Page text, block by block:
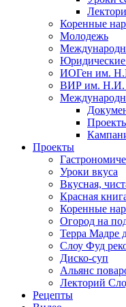
Коренные
Молодежь
Юридические
ИОГен им.
ВИР им. Н.И.
Проекты
Уроки вкуса
Вкусная,
Красная
Коренные
Огород на
Терра Мадре
Слоу Фуд
Диско-суп
Альянс
Лекторий
Рецепты